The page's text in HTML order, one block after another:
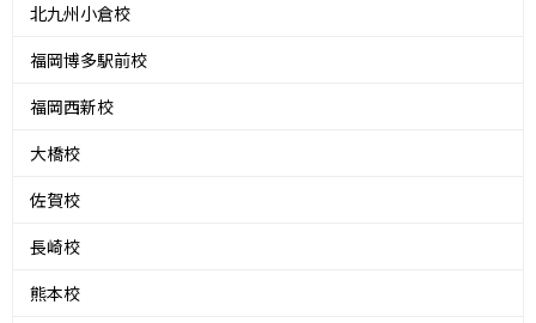
北九州小倉校
福岡博多駅前校
福岡西新校
大橋校
佐賀校
長崎校
熊本校